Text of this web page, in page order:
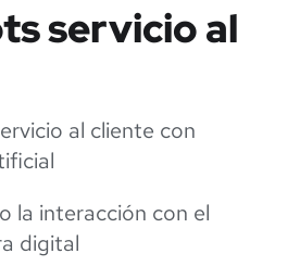
servicioal
al cliente con
la interacción con el
digital